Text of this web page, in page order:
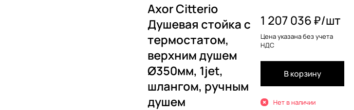
Axor Citterio
Душевая стойка с
термостатом,
верхним душем
Ø350мм, 1jet,
шлангом, ручным
душем
1 207 036 ₽/шт
Цена указана без учета
НДС
В корзину
Нет в наличии